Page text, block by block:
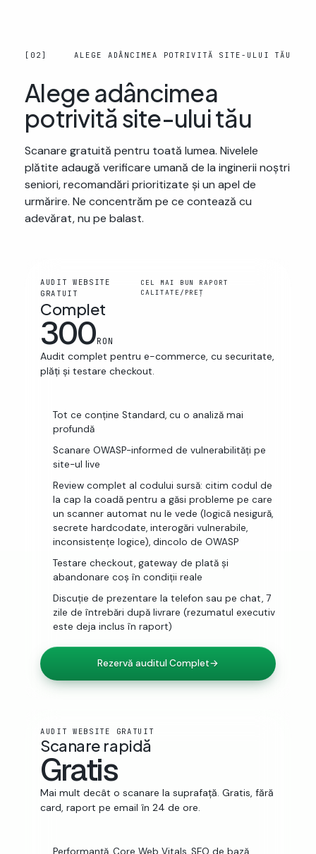
[02] ALEGE ADÂNCIMEA POTRIVITĂ SITE-ULUI TĂU
Alege adâncimea
potrivită site-ului tău
Scanare gratuită pentru toată lumea. Nivelele
plătite adaugă verificare umană de la inginerii noștri
seniori, recomandări prioritizate și un apel de
urmărire. Ne concentrăm pe ce contează cu
adevărat, nu pe balast.
AUDIT WEBSITE GRATUIT
Scanare rapidă
Gratis
Mai mult decât o scanare la suprafață. Gratis, fără
card, raport pe email în 24 de ore.
AUDIT WEBSITE
GRATUIT
CEL MAI BUN RAPORT
CALITATE/PREȚ
Complet
300RON
Audit complet pentru e-commerce, cu securitate,
plăți și testare checkout.
Tot ce conține Standard, cu o analiză mai
profundă
Scanare OWASP-informed de vulnerabilități pe
site-ul live
Review complet al codului sursă: citim codul de
la cap la coadă pentru a găsi probleme pe care
un scanner automat nu le vede (logică nesigură,
secrete hardcodate, interogări vulnerabile,
inconsistențe logice), dincolo de OWASP
Testare checkout, gateway de plată și
abandonare coș în condiții reale
Discuție de prezentare la telefon sau pe chat, 7
zile de întrebări după livrare (rezumatul executiv
este deja inclus în raport)
Rezervă auditul Complet→